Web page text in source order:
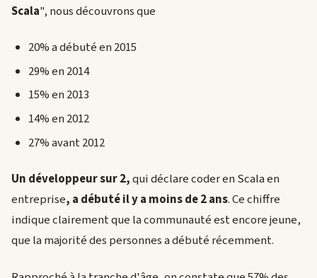
Scala", nous découvrons que
20% a débuté en 2015
29% en 2014
15% en 2013
14% en 2012
27% avant 2012
Un développeur sur 2,qui déclare coder en Scala en
entreprise, a débuté il y a moins de 2 ans. Ce chiffre
indique clairement que la communauté est encore jeune,
que la majorité des personnes a débuté récemment.